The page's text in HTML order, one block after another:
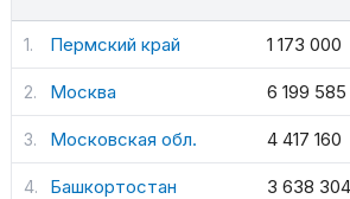
Пермский край 1 173 000
Москва 6 199 585
Московская обл. 4 417 160
Башкортостан 3 638 304